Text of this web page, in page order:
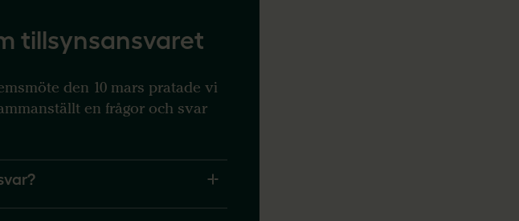
tillsynsansvaret
den 10 mars pratade vi
en frågor och svar